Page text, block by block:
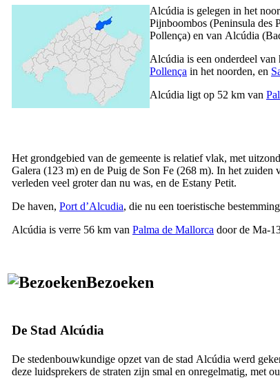
Alcúdia is gelegen in het
Pijnboombos (Peninsula des
Pollença) en van Alcúdia (
Alcúdia is een onderdeel van
Pollença in het noorden, en
Alcúdia ligt op 52 km van
Het grondgebied van de gemeente is relatief vlak, met
Galera (123 m) en de Puig de Son Fe (268 m). In het zuiden
verleden veel groter dan nu was, en de Estany Petit.
De haven, Port d’Alcudia, die nu een toeristische
Alcúdia is verre 56 km van Palma de Mallorca door de Ma-
Bezoeken
De Stad Alcúdia
De stedenbouwkundige opzet van de stad Alcúdia werd
deze luidsprekers de straten zijn smal en onregelmatig, met